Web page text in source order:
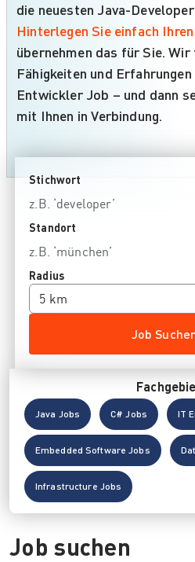
die neuesten Java-
Hinterlegen Sie einfach Ihren
übernehmen das für Sie.
Fähigkeiten und
Entwickler Job – und dann
mit Ihnen in Verbindung.
Stichwort
Standort
Radius
Job
Java Jobs C# Jobs IT
Embedded Software Jobs
Infrastructure Jobs
Job suchen